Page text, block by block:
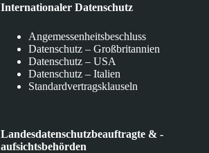
Internationaler Datenschutz
Angemessenheitsbeschluss
Datenschutz – Großbritannien
Datenschutz – USA
Datenschutz – Italien
Standardvertragsklauseln
Landesdatenschutzbeauftragte & -
aufsichtsbehörden